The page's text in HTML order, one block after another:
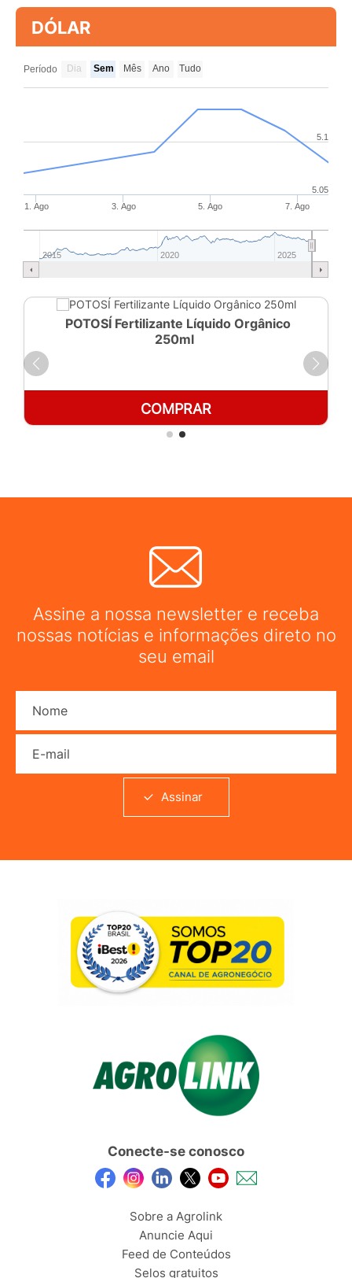
DÓLAR
Período Dia Sem Mês Ano Tudo
1. Ago 3. Ago 5. Ago 7. Ago
2015 2020 2025
5.05
5.1
POTOSÍ Fertilizante Líquido Orgânico
250ml
COMPRAR
Assine a nossa newsletter e receba
nossas notícias e informações direto no
seu email
Assinar
Conecte-se conosco
Sobre a Agrolink
Anuncie Aqui
Feed de Conteúdos
Selos gratuitos